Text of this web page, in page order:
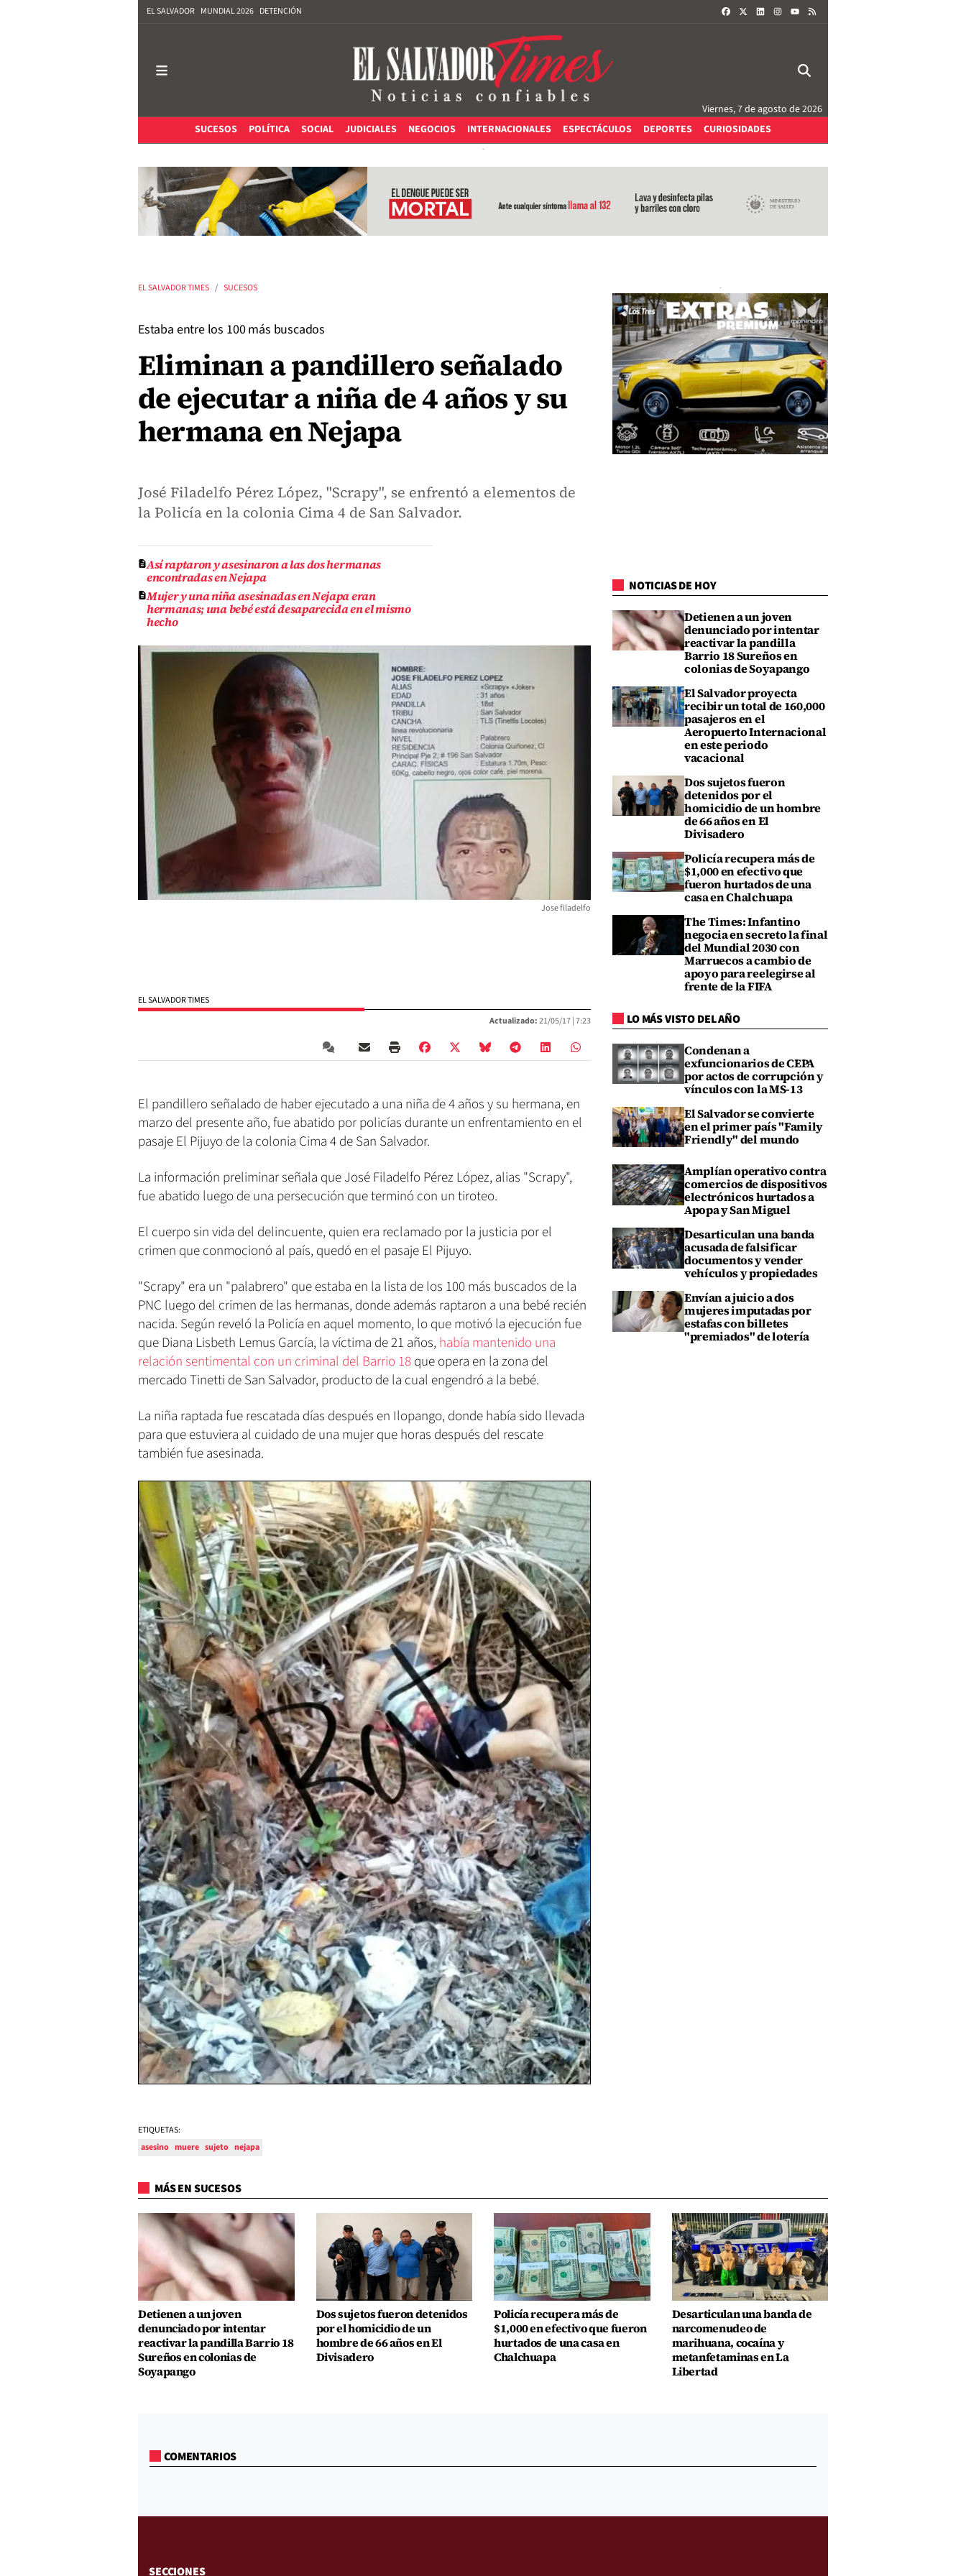
EL SALVADOR MUNDIAL 2026 DETENCIÓN FACEBOOKLINKEDININSTAGRAM
Viernes, 7 de agosto de 2026
SUCESOS
POLÍTICA SOCIAL JUDICIALES NEGOCIOS INTERNACIONALES ESPECTÁCULOS DEPORTES CURIOSIDADES
EL SALVADOR TIMES SUCESOS
Estaba entre los 100 más buscados
Eliminan a pandillero señalado
de ejecutar a niña de 4 años y su
hermana en Nejapa
José Filadelfo Pérez López, "Scrapy", se enfrentó a elementos de
la Policía en la colonia Cima 4 de San Salvador.
Así raptaron y asesinaron a las dos hermanas
encontradas en Nejapa
Mujer y una niña asesinadas en Nejapa eran
hermanas; una bebé está desaparecida en el mismo
hecho
Jose filadelfo
EL SALVADOR TIMES
Actualizado:21/05/17 |7:23
El pandillero señalado de haber ejecutado a una niña de 4 años y su hermana, en
marzo del presente año, fue abatido por policías durante un enfrentamiento en el
pasaje El Pijuyo de la colonia Cima 4 de San Salvador.
La información preliminar señala que José Filadelfo Pérez López, alias "Scrapy",
fue abatido luego de una persecución que terminó con un tiroteo.
El cuerpo sin vida del delincuente, quien era reclamado por la justicia por el
crimen que conmocionó al país, quedó en el pasaje El Pijuyo.
"Scrapy" era un "palabrero" que estaba en la lista de los 100 más buscados de la
PNC luego del crimen de las hermanas, donde además raptaron a una bebé recién
nacida. Según reveló la Policía en aquel momento, lo que motivó la ejecución fue
que Diana Lisbeth Lemus García, la víctima de 21 años, había mantenido una
relación sentimental con un criminal del Barrio 18que opera en la zona del
mercado Tinetti de San Salvador, producto de la cual engendró a la bebé.
La niña raptada fue rescatada días después en Ilopango, donde había sido llevada
para que estuviera al cuidado de una mujer que horas después del rescate
también fue asesinada.
ETIQUETAS:
asesino muere sujeto nejapa
NOTICIAS DE HOY
Detienen a un joven
denunciado por intentar
reactivar la pandilla
Barrio 18 Sureños en
colonias de Soyapango
El Salvador proyecta
recibir un total de 160,000
pasajeros en el
Aeropuerto Internacional
en este periodo
vacacional
Dos sujetos fueron
detenidos por el
homicidio de un hombre
de 66 años en El
Divisadero
Policía recupera más de
$1,000 en efectivo que
fueron hurtados de una
casa en Chalchuapa
The Times: Infantino
negocia en secreto la final
del Mundial 2030 con
Marruecos a cambio de
apoyo para reelegirse al
frente de la FIFA
LO MÁS VISTO DEL AÑO
Condenan a
exfuncionarios de CEPA
por actos de corrupción y
vínculos con la MS-13
El Salvador se convierte
en el primer país "Family
Friendly" del mundo
Amplían operativo contra
comercios de dispositivos
electrónicos hurtados a
Apopa y San Miguel
Desarticulan una banda
acusada de falsificar
documentos y vender
vehículos y propiedades
Envían a juicio a dos
mujeres imputadas por
estafas con billetes
"premiados" de lotería
MÁS EN SUCESOS
Detienen a un joven
denunciado por intentar
reactivar la pandilla Barrio 18
Sureños en colonias de
Soyapango
Dos sujetos fueron detenidos
por el homicidio de un
hombre de 66 años en El
Divisadero
Policía recupera más de
$1,000 en efectivo que fueron
hurtados de una casa en
Chalchuapa
Desarticulan una banda de
narcomenudeo de
marihuana, cocaína y
metanfetaminas en La
Libertad
COMENTARIOS
SECCIONES